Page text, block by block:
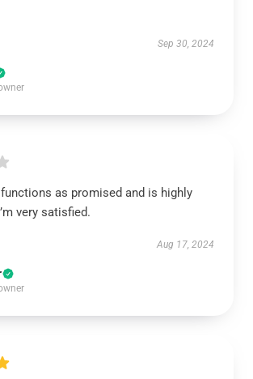
Sep 30, 2024
as promised and is highly
very satisfied.
Aug 17, 2024